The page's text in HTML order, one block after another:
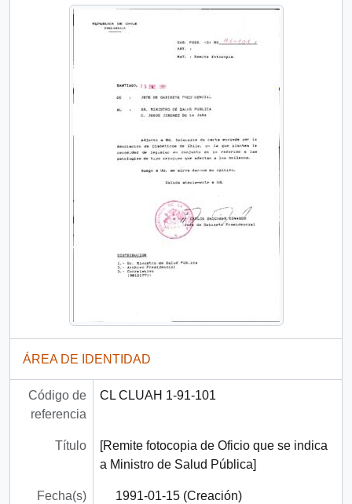
ÁREA DE IDENTIDAD
Código de
referencia
CL CLUAH 1-91-101
Título
[Remite fotocopia de Oficio que se indica
a Ministro de Salud Pública]
Fecha(s) 1991-01-15 (Creación)